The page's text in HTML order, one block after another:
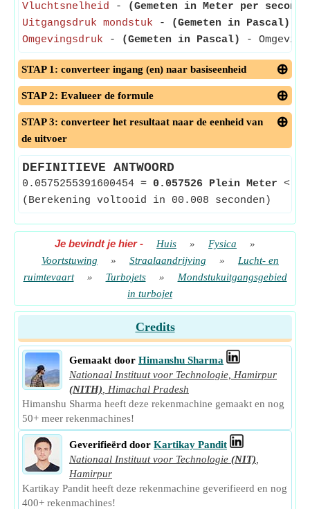
Vluchtsnelheid -
(Gemeten in Meter per
Uitgangsdruk mondstuk - (Gemeten in Pascal)
Omgevingsdruk - (Gemeten in Pascal) -
STAP 1: converteer ingang (en) naar basiseenheid
STAP 2: Evalueer de formule
STAP 3: converteer het resultaat naar de eenheid van
de uitvoer
DEFINITIEVE ANTWOORD
0.0575255391600454 ≈ 0.057526 Plein Meter <--
(Berekening voltooid in 00.008 seconden)
Je bevindt je hier- Huis » Fysica
»
Voortstuwing
» Straalaandrijving »
Lucht- en
ruimtevaart
» Turbojets »
Mondstukuitgangsgebied
in turbojet
Credits
Gemaakt door Himanshu Sharma
Nationaal Instituut voor Technologie, Hamirpur
(NITH)
Himachal Pradesh
Himanshu Sharma heeft deze rekenmachine gemaakt en nog
50+ meer rekenmachines!
Geverifieërd door Kartikay Pandit
Nationaal Instituut voor Technologie (NIT)
Hamirpur
Kartikay Pandit heeft deze rekenmachine geverifieerd en nog
400+ rekenmachines!